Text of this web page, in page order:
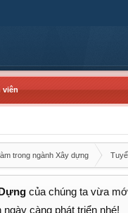
viên
trong ngành Xây dựng
của chúng ta vừa
càng phát triển nhé!